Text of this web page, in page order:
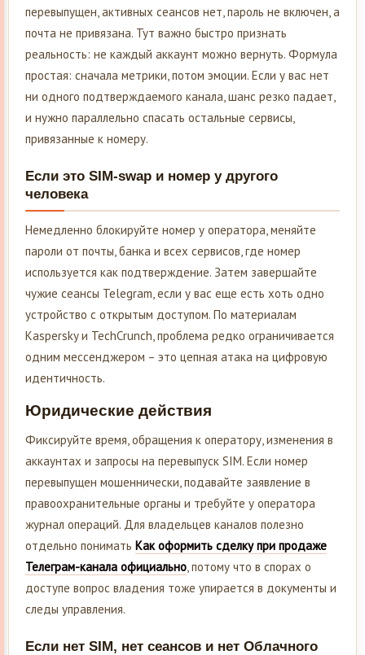
перевыпущен, активных сеансов нет, пароль не включен, а
почта не привязана. Тут важно быстро признать
реальность: не каждый аккаунт можно вернуть. Формула
простая: сначала метрики, потом эмоции. Если у вас нет
ни одного подтверждаемого канала, шанс резко падает,
и нужно параллельно спасать остальные сервисы,
привязанные к номеру.
Если это SIM-swap и номер у другого
человека
Немедленно блокируйте номер у оператора, меняйте
пароли от почты, банка и всех сервисов, где номер
используется как подтверждение. Затем завершайте
чужие сеансы Telegram, если у вас еще есть хоть одно
устройство с открытым доступом. По материалам
Kaspersky и TechCrunch, проблема редко ограничивается
одним мессенджером – это цепная атака на цифровую
идентичность.
Юридические действия
Фиксируйте время, обращения к оператору, изменения в
аккаунтах и запросы на перевыпуск SIM. Если номер
перевыпущен мошеннически, подавайте заявление в
правоохранительные органы и требуйте у оператора
журнал операций. Для владельцев каналов полезно
отдельно понимать Как оформить сделку при продаже
Телеграм-канала официально, потому что в спорах о
доступе вопрос владения тоже упирается в документы и
следы управления.
Если нет SIM, нет сеансов и нет Облачного